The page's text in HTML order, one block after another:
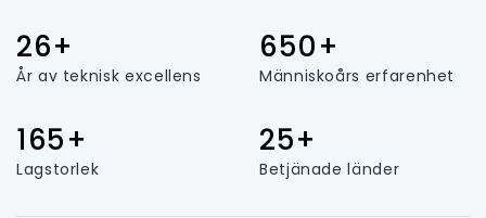
26+
År av teknisk excellens
650+
Människoårs erfarenhet
165+
Lagstorlek
25+
Betjänade länder